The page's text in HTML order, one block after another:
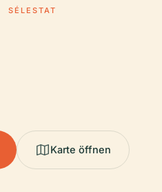
SÉLESTAT
Karte öffnen